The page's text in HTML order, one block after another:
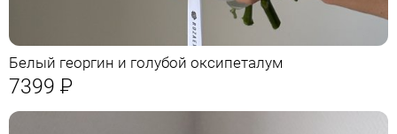
Белый георгин и голубой оксипеталум
7399 Р